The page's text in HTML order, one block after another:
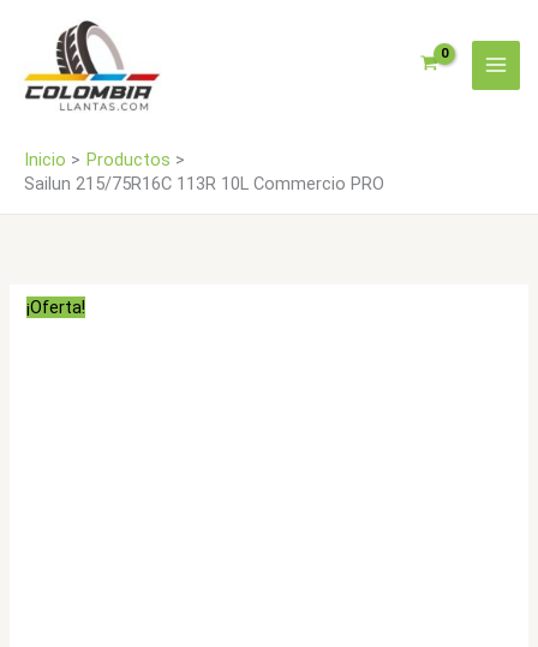
contenido
Inicio
Productos
Sailun 215/75R16C 113R 10L Commercio PRO
¡Oferta!
cantidad